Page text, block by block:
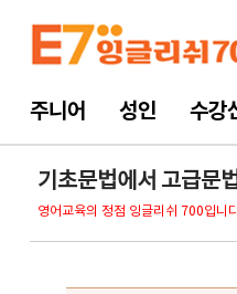
주니어 성인 수강
기초문법에서 고급문
영어교육의 정점 잉글리쉬 700입니